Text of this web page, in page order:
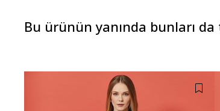
Bu ürünün yanında bunları